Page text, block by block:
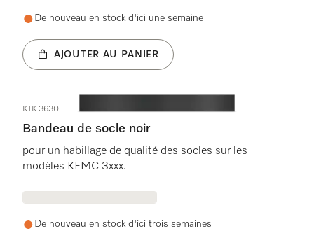
De nouveau en stock d'ici une semaine
AJOUTER AU PANIER
KTK 3630
Bandeau de socle noir
pour un habillage de qualité des socles sur les
modèles KFMC 3xxx.
De nouveau en stock d'ici trois semaines